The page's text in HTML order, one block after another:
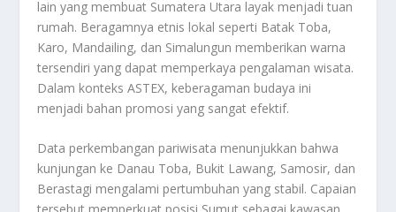
lain yang membuat Sumatera Utara layak menjadi tuan
rumah. Beragamnya etnis lokal seperti Batak Toba,
Karo, Mandailing, dan Simalungun memberikan warna
tersendiri yang dapat memperkaya pengalaman wisata.
Dalam konteks ASTEX, keberagaman budaya ini
menjadi bahan promosi yang sangat efektif.
Data perkembangan pariwisata menunjukkan bahwa
kunjungan ke Danau Toba, Bukit Lawang, Samosir, dan
Berastagi mengalami pertumbuhan yang stabil. Capaian